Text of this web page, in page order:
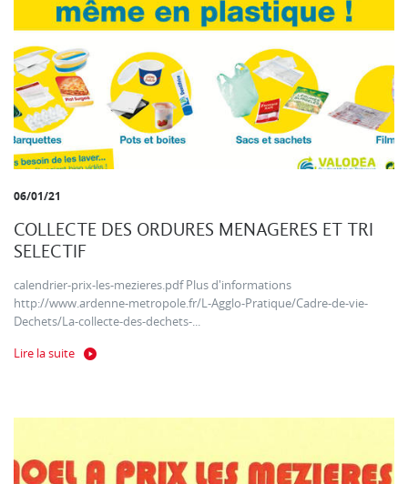
06/01/21
COLLECTE DES ORDURES MENAGERES ET TRI
SELECTIF
calendrier-prix-les-mezieres.pdf Plus d'informations
http://www.ardenne-metropole.fr/L-Agglo-Pratique/Cadre-de-vie-
Dechets/La-collecte-des-dechets-...
Lire la suite